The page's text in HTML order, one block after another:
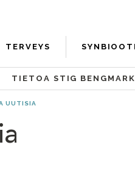
TIETOA STIG BENGMARK
TERVEYS
UUTISIA